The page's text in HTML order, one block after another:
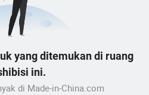
yang ditemukan di ruang
ini.
di Made-in-China.com